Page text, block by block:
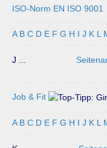
ISO-Norm EN ISO 9001
A B C D E F G H I J K L
J ...
Job & Fit
A B C D E F G H I J K L